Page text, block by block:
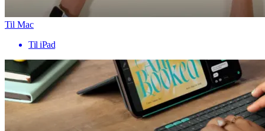
Til Mac
Til iPad